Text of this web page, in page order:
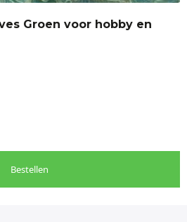
Groen voor hobby en
Bestellen